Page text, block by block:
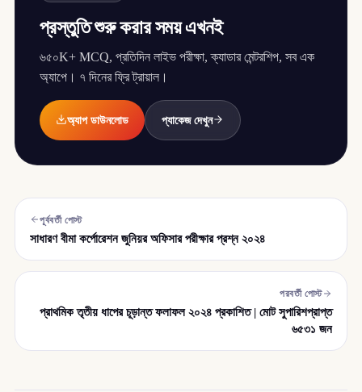
প্রস্তুতি শুরু করার সময় এখনই
৬৫০K+ MCQ, প্রতিদিন লাইভ পরীক্ষা, ক্যাডার মেন্টরশিপ, সব এক
অ্যাপে। ৭ দিনের ফ্রি ট্রায়াল।
অ্যাপ ডাউনলোড প্যাকেজ দেখুন
পূর্ববর্তী পোস্ট
সাধারণ বীমা কর্পোরেশন জুনিয়র অফিসার পরীক্ষার প্রশ্ন ২০২৪
পরবর্তী পোস্ট
প্রাথমিক তৃতীয় ধাপের চূড়ান্ত ফলাফল ২০২৪ প্রকাশিত | মোট সুপারিশপ্রাপ্ত
৬৫৩১ জন